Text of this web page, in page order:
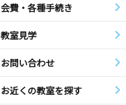
会費・各種手続き
教室見学
お問い合わせ
お近くの教室を探す